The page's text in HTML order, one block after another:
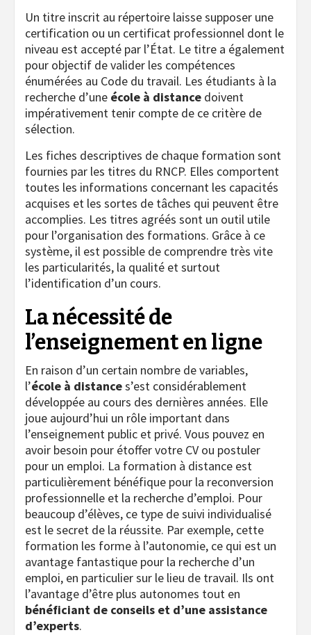
Un titre inscrit au répertoire laisse supposer une
certification ou un certificat professionnel dont le
niveau est accepté par l’État. Le titre a également
pour objectif de valider les compétences
énumérées au Code du travail. Les étudiants à la
recherche d’une école à distance doivent
impérativement tenir compte de ce critère de
sélection.
Les fiches descriptives de chaque formation sont
fournies par les titres du RNCP. Elles comportent
toutes les informations concernant les capacités
acquises et les sortes de tâches qui peuvent être
accomplies. Les titres agréés sont un outil utile
pour l’organisation des formations. Grâce à ce
système, il est possible de comprendre très vite
les particularités, la qualité et surtout
l’identification d’un cours.
La nécessité de
l’enseignement en ligne
En raison d’un certain nombre de variables,
l’école à distances’est considérablement
développée au cours des dernières années. Elle
joue aujourd’hui un rôle important dans
l’enseignement public et privé. Vous pouvez en
avoir besoin pour étoffer votre CV ou postuler
pour un emploi. La formation à distance est
particulièrement bénéfique pour la reconversion
professionnelle et la recherche d’emploi. Pour
beaucoup d’élèves, ce type de suivi individualisé
est le secret de la réussite. Par exemple, cette
formation les forme à l’autonomie, ce qui est un
avantage fantastique pour la recherche d’un
emploi, en particulier sur le lieu de travail. Ils ont
l’avantage d’être plus autonomes tout en
bénéficiant de conseils et d’une assistance
d’experts.